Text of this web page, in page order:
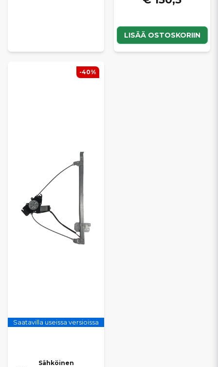
LISÄÄ OSTOSKORIIN
Saatavilla useissa versioissa
Sähköinen
-40%